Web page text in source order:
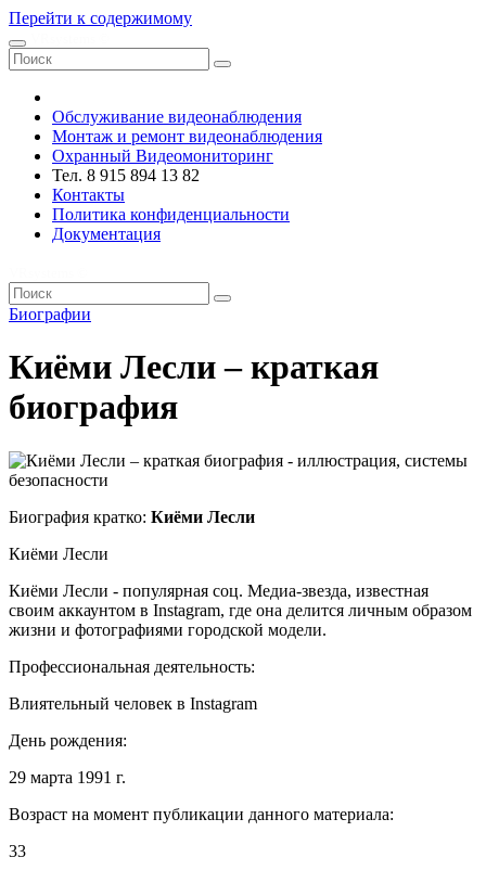
Перейти к содержимому
Обслуживание видеонаблюдения
Монтаж и ремонт видеонаблюдения
Охранный Видеомониторинг
Тел. 8 915 894 13 82
Контакты
Политика конфиденциальности
Документация
Биографии
Киёми Лесли – краткая
биография
Биография кратко: Киёми Лесли
Киёми Лесли
Киёми Лесли - популярная соц. Медиа-звезда, известная
своим аккаунтом в Instagram, где она делится личным образом
жизни и фотографиями городской модели.
Профессиональная деятельность:
Влиятельный человек в Instagram
День рождения:
29 марта 1991 г.
Возраст на момент публикации данного материала:
33